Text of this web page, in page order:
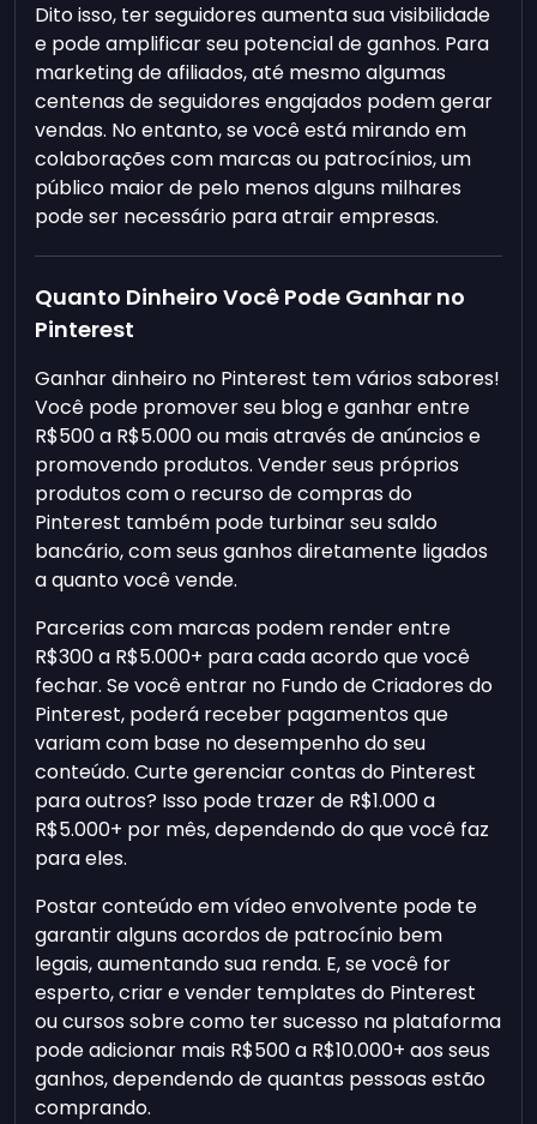
Dito isso, ter seguidores aumenta sua visibilidade
e pode amplificar seu potencial de ganhos. Para
marketing de afiliados, até mesmo algumas
centenas de seguidores engajados podem gerar
vendas. No entanto, se você está mirando em
colaborações com marcas ou patrocínios, um
público maior de pelo menos alguns milhares
pode ser necessário para atrair empresas.
Quanto Dinheiro Você Pode Ganhar no
Pinterest
Ganhar dinheiro no Pinterest tem vários sabores!
Você pode promover seu blog e ganhar entre
R$500 a R$5.000 ou mais através de anúncios e
promovendo produtos. Vender seus próprios
produtos com o recurso de compras do
Pinterest também pode turbinar seu saldo
bancário, com seus ganhos diretamente ligados
a quanto você vende.
Parcerias com marcas podem render entre
R$300 a R$5.000+ para cada acordo que você
fechar. Se você entrar no Fundo de Criadores do
Pinterest, poderá receber pagamentos que
variam com base no desempenho do seu
conteúdo. Curte gerenciar contas do Pinterest
para outros? Isso pode trazer de R$1.000 a
R$5.000+ por mês, dependendo do que você faz
para eles.
Postar conteúdo em vídeo envolvente pode te
garantir alguns acordos de patrocínio bem
legais, aumentando sua renda. E, se você for
esperto, criar e vender templates do Pinterest
ou cursos sobre como ter sucesso na plataforma
pode adicionar mais R$500 a R$10.000+ aos seus
ganhos, dependendo de quantas pessoas estão
comprando.